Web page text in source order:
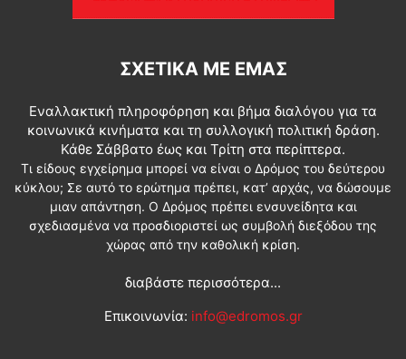
ΣΧΕΤΙΚΆ ΜΕ ΕΜΆΣ
Εναλλακτική πληροφόρηση και βήμα διαλόγου για τα
κοινωνικά κινήματα και τη συλλογική πολιτική δράση.
Κάθε Σάββατο έως και Τρίτη στα περίπτερα.
Τι είδους εγχείρημα μπορεί να είναι ο Δρόμος του δεύτερου
κύκλου; Σε αυτό το ερώτημα πρέπει, κατ’ αρχάς, να δώσουμε
μιαν απάντηση. Ο Δρόμος πρέπει ενσυνείδητα και
σχεδιασμένα να προσδιοριστεί ως συμβολή διεξόδου της
χώρας από την καθολική κρίση.
διαβάστε περισσότερα...
Επικοινωνία: info@edromos.gr